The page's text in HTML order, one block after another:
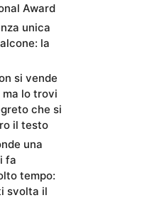
Award
unica
la
si vende
ma lo trovi
che si
il testo
una
fa
tempo:
svolta il